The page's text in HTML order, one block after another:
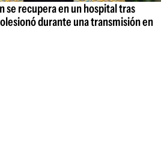
se recupera en un hospital tras
durante una transmisión en